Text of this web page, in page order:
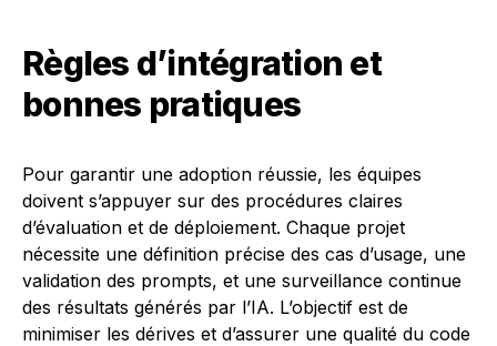
Règles d’intégration et
bonnes pratiques
Pour garantir une adoption réussie, les équipes
doivent s’appuyer sur des procédures claires
d’évaluation et de déploiement. Chaque projet
nécessite une définition précise des cas d’usage, une
validation des prompts, et une surveillance continue
des résultats générés par l’IA. L’objectif est de
minimiser les dérives et d’assurer une qualité du code